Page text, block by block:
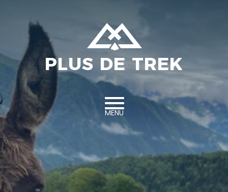
PLUS DE TREK
MENU